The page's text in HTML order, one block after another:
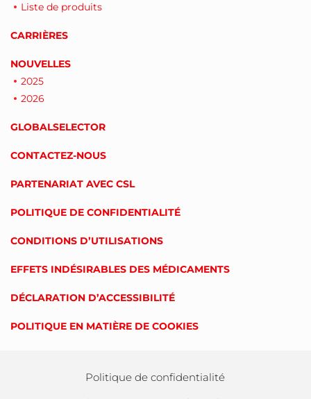
Liste de produits
CARRIÈRES
NOUVELLES
2025
2026
GLOBALSELECTOR
CONTACTEZ-NOUS
PARTENARIAT AVEC CSL
POLITIQUE DE CONFIDENTIALITÉ
CONDITIONS D’UTILISATIONS
EFFETS INDÉSIRABLES DES MÉDICAMENTS
DÉCLARATION D’ACCESSIBILITÉ
POLITIQUE EN MATIÈRE DE COOKIES
Politique de confidentialité